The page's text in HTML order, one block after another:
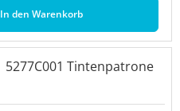
In den Warenkorb